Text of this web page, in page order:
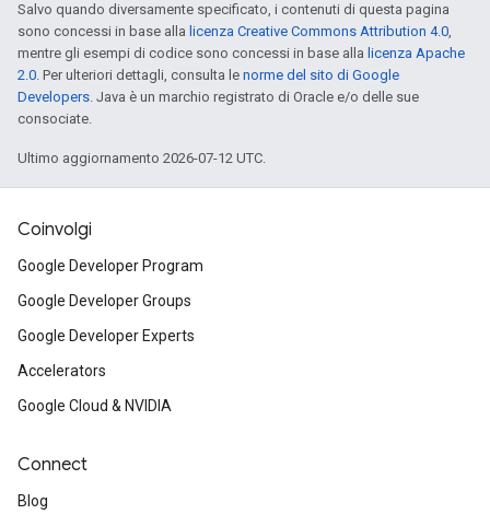
Salvo quando diversamente specificato, i contenuti di questa pagina
sono concessi in base alla licenza Creative Commons Attribution 4.0,
mentre gli esempi di codice sono concessi in base alla licenza Apache
2.0. Per ulteriori dettagli, consulta le norme del sito di Google
Developers. Java è un marchio registrato di Oracle e/o delle sue
consociate.
Ultimo aggiornamento 2026-07-12 UTC.
Coinvolgi
Google Developer Program
Google Developer Groups
Google Developer Experts
Accelerators
Google Cloud & NVIDIA
Connect
Blog